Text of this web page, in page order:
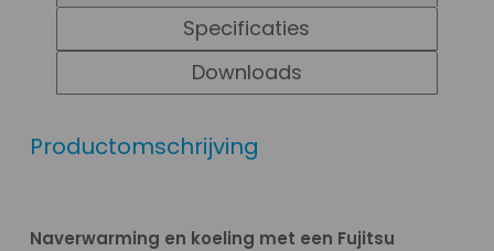
Specificaties
Downloads
Productomschrijving
Naverwarming en koeling met een Fujitsu